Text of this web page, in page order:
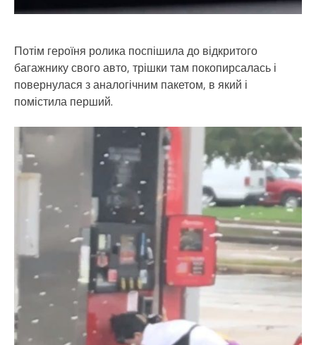
Потім героїня ролика поспішила до відкритого
багажнику свого авто, трішки там покопирсалась і
повернулася з аналогічним пакетом, в який і
помістила перший.